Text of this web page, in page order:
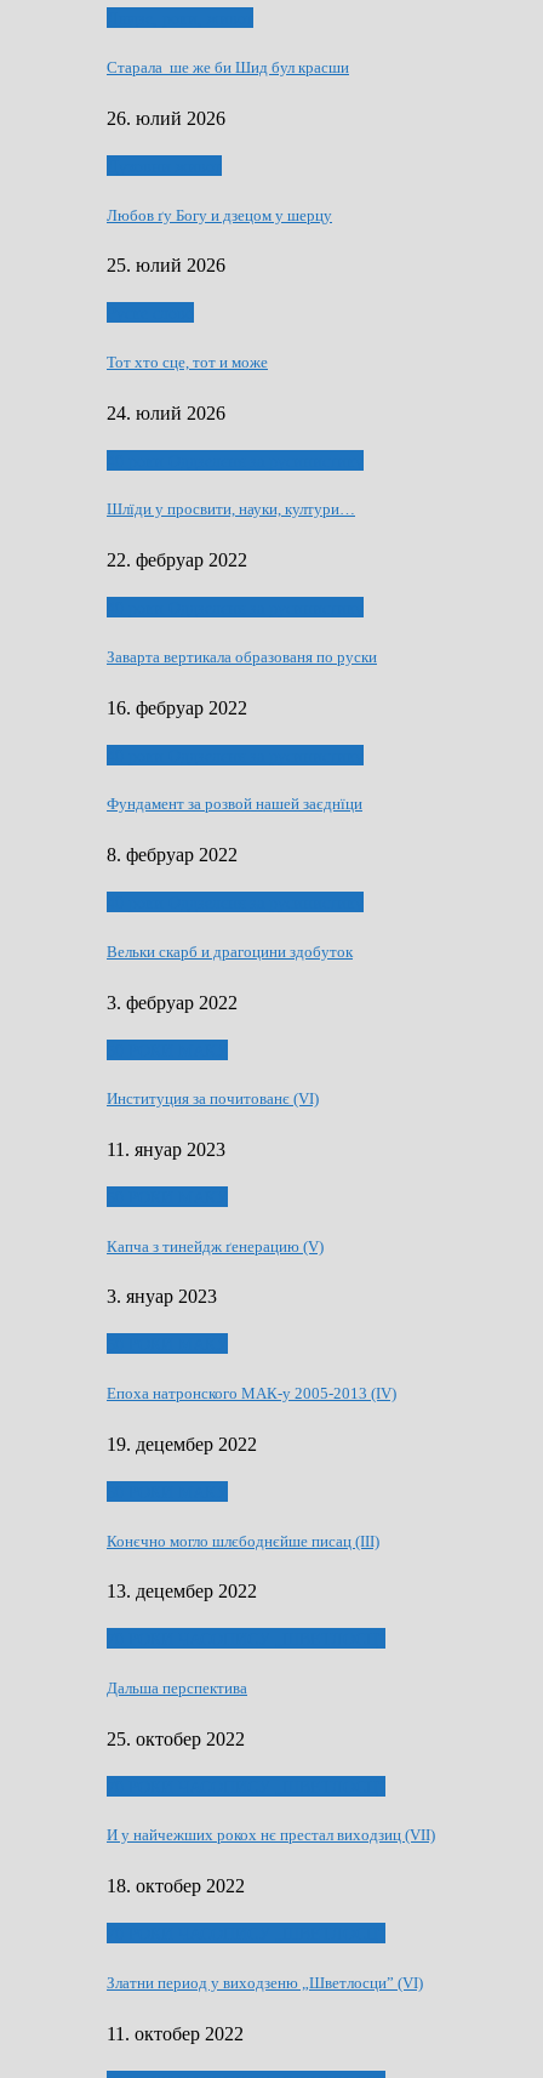
Старала ше же би Шид бул красши
26. юлий 2026
Любов ґу Богу и дзецом у шерцу
25. юлий 2026
Тот хто сце, тот и може
24. юлий 2026
Шлїди у просвити, науки, култури…
22. фебруар 2022
Заварта вертикала образованя по руски
16. фебруар 2022
Фундамент за розвой нашей заєднїци
8. фебруар 2022
Вельки скарб и драгоцини здобуток
3. фебруар 2022
Институция за почитованє (VI)
11. януар 2023
Капча з тинейдж ґенерацию (V)
3. януар 2023
Епоха натронского МАК-у 2005-2013 (IV)
19. децембер 2022
Конєчно могло шлєбоднєйше писац (III)
13. децембер 2022
Дальша перспектива
25. октобер 2022
И у найчежших рокох нє престал виходзиц (VII)
18. октобер 2022
Златни период у виходзеню „Шветлосци” (VI)
11. октобер 2022